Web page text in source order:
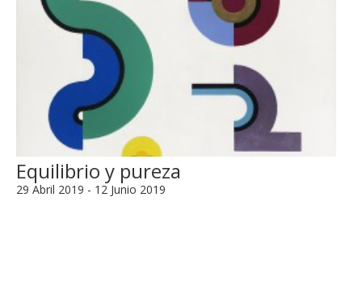
Equilibrio y pureza
29 Abril 2019 - 12 Junio 2019